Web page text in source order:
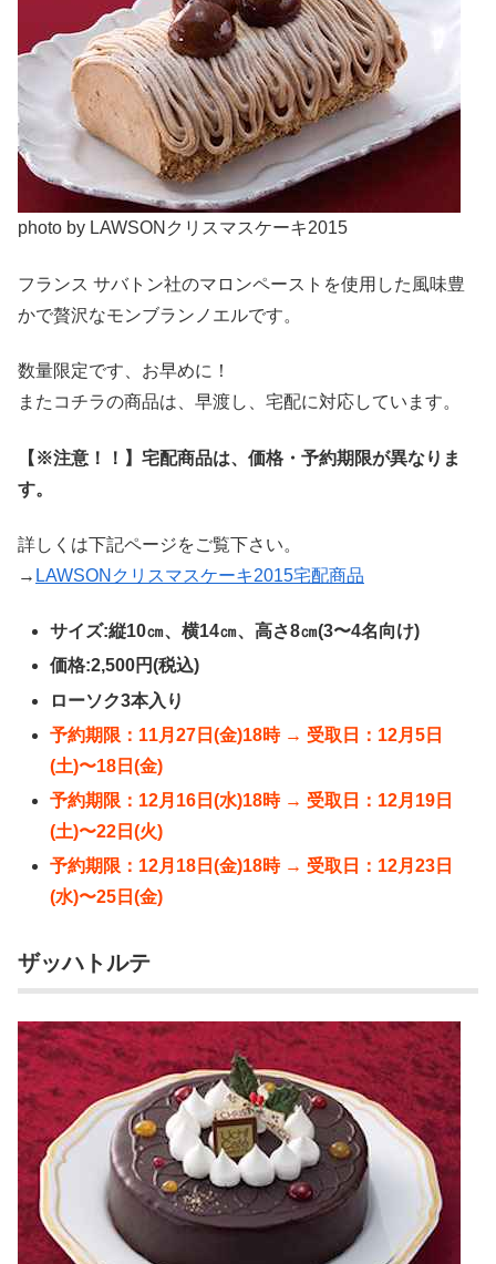
photo by LAWSONクリスマスケーキ2015
フランス サバトン社のマロンペーストを使用した風味豊
かで贅沢なモンブランノエルです。
数量限定です、お早めに！
またコチラの商品は、早渡し、宅配に対応しています。
【※注意！！】宅配商品は、価格・予約期限が異なりま
す。
詳しくは下記ページをご覧下さい。
→ LAWSONクリスマスケーキ2015宅配商品
サイズ:縦10㎝、横14㎝、高さ8㎝(3〜4名向け)
価格:2,500円(税込)
ローソク3本入り
予約期限：11月27日(金)18時 → 受取日：12月5日
(土)〜18日(金)
予約期限：12月16日(水)18時 → 受取日：12月19日
(土)〜22日(火)
予約期限：12月18日(金)18時 → 受取日：12月23日
(水)〜25日(金)
ザッハトルテ